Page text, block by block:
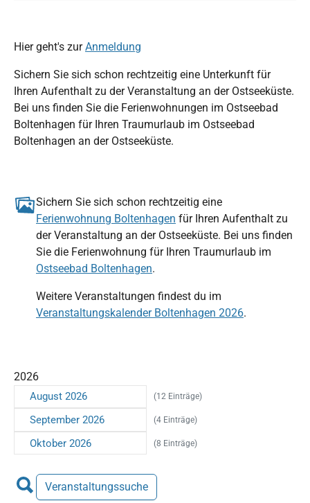
Hier geht's zurAnmeldung
Sichern Sie sich schon rechtzeitig eine Unterkunft für
Ihren Aufenthalt zu der Veranstaltung an der Ostseeküste.
Bei uns finden Sie die Ferienwohnungen im Ostseebad
Boltenhagen für Ihren Traumurlaub im Ostseebad
Boltenhagen an der Ostseeküste.
Sichern Sie sich schon rechtzeitig eine
Ferienwohnung Boltenhagen für Ihren Aufenthalt zu
der Veranstaltung an der Ostseeküste. Bei uns finden
Sie die Ferienwohnung für Ihren Traumurlaub im
Ostseebad Boltenhagen.
Weitere Veranstaltungen findest du im
Veranstaltungskalender Boltenhagen 2026.
2026
August 2026 (12 Einträge)
September 2026 (4 Einträge)
Oktober 2026 (8 Einträge)
Veranstaltungssuche